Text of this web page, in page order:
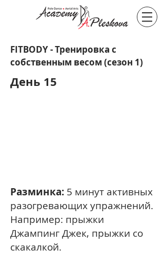
FITBODY - Тренировка с
собственным весом (сезон 1)
День 15
Разминка: 5 минут активных
разогревающих упражнений.
Например: прыжки
Джампинг Джек, прыжки со
скакалкой.